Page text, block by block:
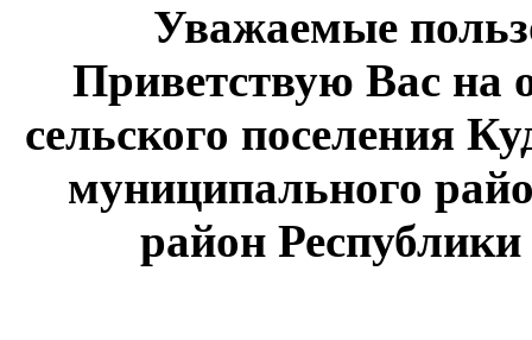
Уважаемые
Приветствую Вас на
сельского поселения
муниципального
район